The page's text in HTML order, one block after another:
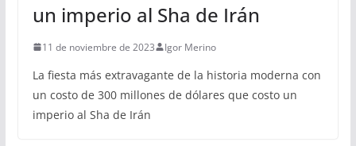
un imperio al Sha de Irán
11 de noviembre de 2023 Igor Merino
La fiesta más extravagante de la historia moderna con
un costo de 300 millones de dólares que costo un
imperio al Sha de Irán